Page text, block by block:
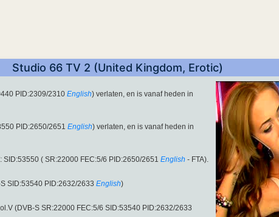
Studio 66 TV 2 (United Kingdom, Erotic)
PID:2309/2310 English) verlaten, en is vanaf heden in
PID:2650/2651 English) verlaten, en is vanaf heden in
SID:53550 ( SR:22000 FEC:5/6 PID:2650/2651 English - FTA).
SID:53540 PID:2632/2633 English)
(DVB-S SR:22000 FEC:5/6 SID:53540 PID:2632/2633